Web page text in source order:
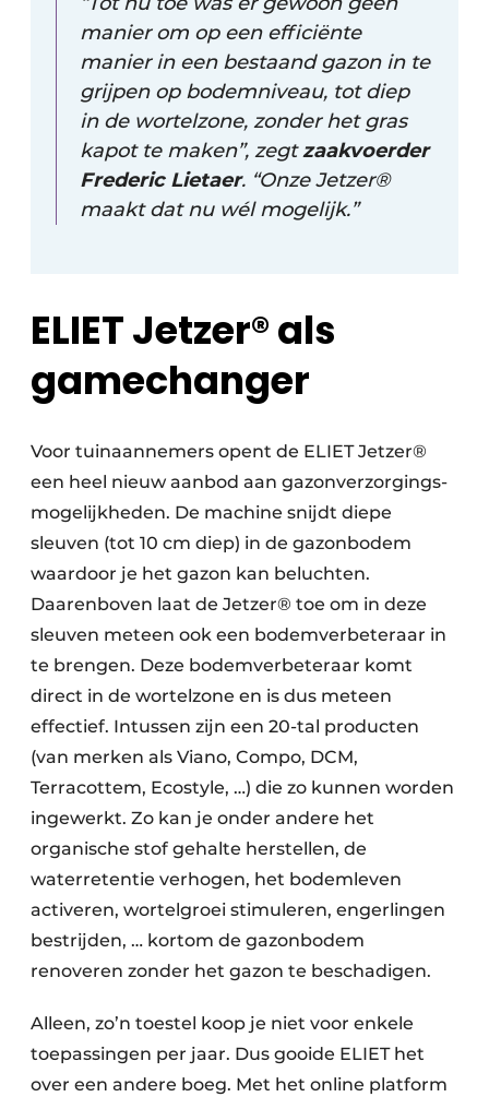
manier om op een efficiënte
manier in een bestaand gazon in te
grijpen op bodemniveau, tot diep
in de wortelzone, zonder het gras
kapot te maken”, zegtzaakvoerder
Frederic Lietaer. “Onze Jetzer®
maakt dat nu wél mogelijk.”
ELIET Jetzer® als
gamechanger
Voor tuinaannemers opent de ELIET Jetzer®
een heel nieuw aanbod aan gazonverzorgings-
mogelijkheden. De machine snijdt diepe
sleuven (tot 10 cm diep) in de gazonbodem
waardoor je het gazon kan beluchten.
Daarenboven laat de Jetzer® toe om in deze
sleuven meteen ook een bodemverbeteraar in
te brengen. Deze bodemverbeteraar komt
direct in de wortelzone en is dus meteen
effectief. Intussen zijn een 20-tal producten
(van merken als Viano, Compo, DCM,
Terracottem, Ecostyle, …) die zo kunnen worden
ingewerkt. Zo kan je onder andere het
organische stof gehalte herstellen, de
waterretentie verhogen, het bodemleven
activeren, wortelgroei stimuleren, engerlingen
bestrijden, … kortom de gazonbodem
renoveren zonder het gazon te beschadigen.
Alleen, zo’n toestel koop je niet voor enkele
toepassingen per jaar. Dus gooide ELIET het
over een andere boeg. Met het online platform